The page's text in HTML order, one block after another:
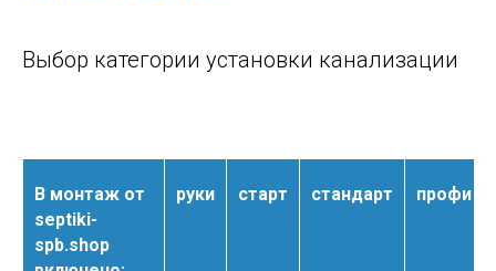
Выбор категории установки канализации
В монтаж от
septiki-
spb.shop
руки старт стандарт профи